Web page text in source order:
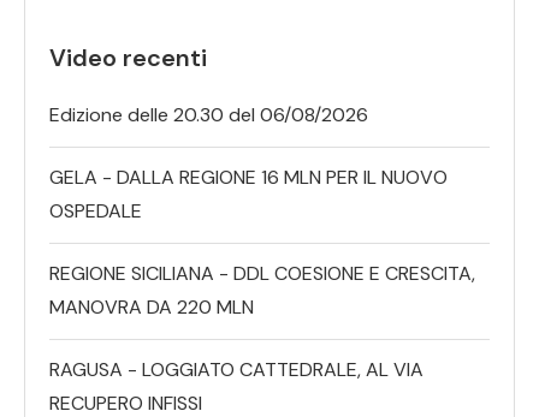
Video recenti
Edizione delle 20.30 del 06/08/2026
GELA - DALLA REGIONE 16 MLN PER IL NUOVO
OSPEDALE
REGIONE SICILIANA - DDL COESIONE E CRESCITA,
MANOVRA DA 220 MLN
RAGUSA - LOGGIATO CATTEDRALE, AL VIA
RECUPERO INFISSI